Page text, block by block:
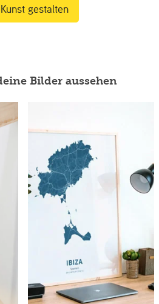
gestalten
Bilder aussehen